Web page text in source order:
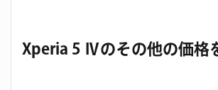
Xperia 5 Ⅳのその他の価格